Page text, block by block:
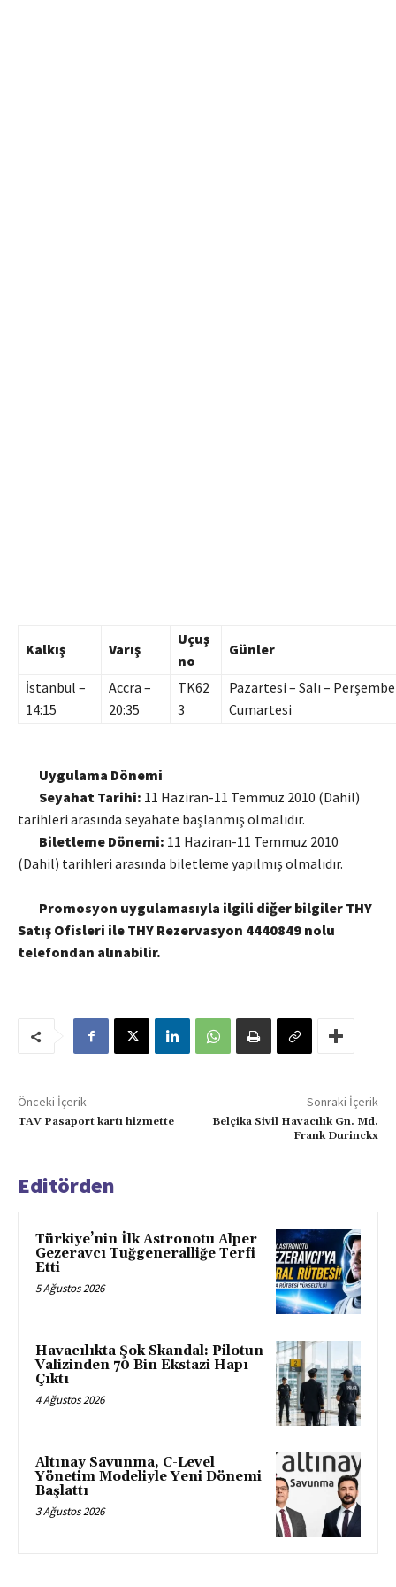
Kalkış Varış
Uçuş
no
Günler
İstanbul –
14:15
Accra –
20:35
TK62
3
Pazartesi – Salı –
Cumartesi
Uygulama Dönemi
Seyahat Tarihi: 11 Haziran-11 Temmuz 2010 (Dahil)
tarihleri arasında seyahate başlanmış olmalıdır.
Biletleme Dönemi: 11 Haziran-11 Temmuz 2010
(Dahil) tarihleri arasında biletleme yapılmış olmalıdır.
Promosyon uygulamasıyla ilgili diğer bilgiler THY
Satış Ofisleri ile THY Rezervasyon 4440849 nolu
telefondan alınabilir.
Önceki İçerik
TAV Pasaport kartı hizmette
Sonraki İçerik
Belçika Sivil Havacılık Gn. Md.
Frank Durinckx
Editörden
Türkiye’nin İlk Astronotu Alper
Gezeravcı Tuğgeneralliğe Terfi
Etti
5 Ağustos 2026
Havacılıkta Şok Skandal: Pilotun
Valizinden 70 Bin Ekstazi Hapı
Çıktı
4 Ağustos 2026
Altınay Savunma, C-Level
Yönetim Modeliyle Yeni Dönemi
Başlattı
3 Ağustos 2026